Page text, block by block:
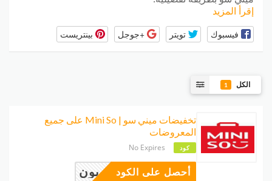
إقرأ المزيد
فيسبوك تويتر +جوجل بينتريست
الكل 1
تخفيضات ميني سو | Mini So على جميع
المعروضات
كود No Expires
وبون أحصل على الكود